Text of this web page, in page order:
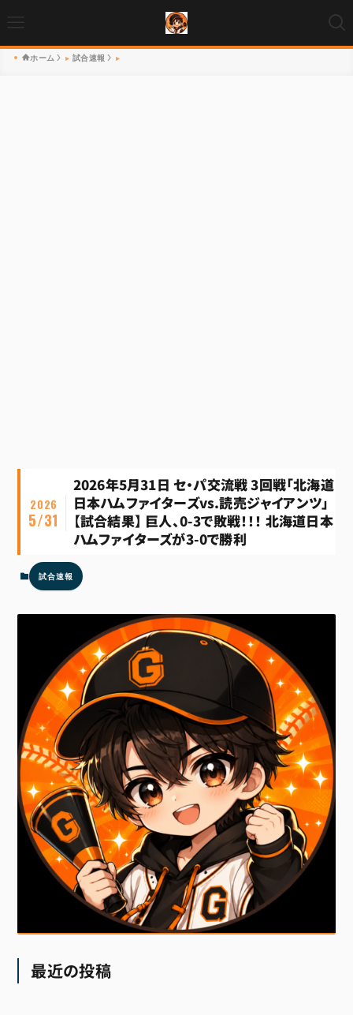
ホーム 試合速報
2026年5月31日 セ・パ交流戦 3回戦「北海道
日本ハムファイターズvs.読売ジャイアンツ」
【試合結果】 巨人、0-3で敗戦！！！ 北海道日本
ハムファイターズが3-0で勝利
2026
5/31
試合速報
最近の投稿